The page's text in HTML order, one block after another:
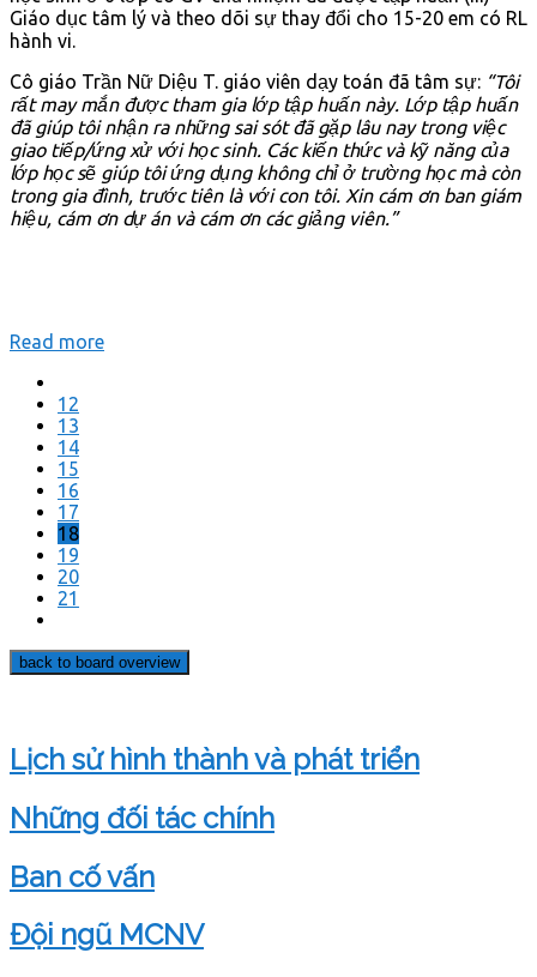
Giáo dục tâm lý và theo dõi sự thay đổi cho 15-20 em có RL
hành vi.
Cô giáo Trần Nữ Diệu T. giáo viên dạy toán đã tâm sự: “Tôi
rất may mắn được tham gia lớp tập huấn này. Lớp tập huấn
đã giúp tôi nhận ra những sai sót đã gặp lâu nay trong việc
giao tiếp/ứng xử với học sinh. Các kiến thức và kỹ năng của
lớp học sẽ giúp tôi ứng dụng không chỉ ở trường học mà còn
trong gia đình, trước tiên là với con tôi. Xin cám ơn ban giám
hiệu, cám ơn dự án và cám ơn các giảng viên.”
Read more
12
13
14
15
16
17
18
19
20
21
back to board overview
Lịch sử hình thành và phát triển
Những đối tác chính
Ban cố vấn
Đội ngũ MCNV